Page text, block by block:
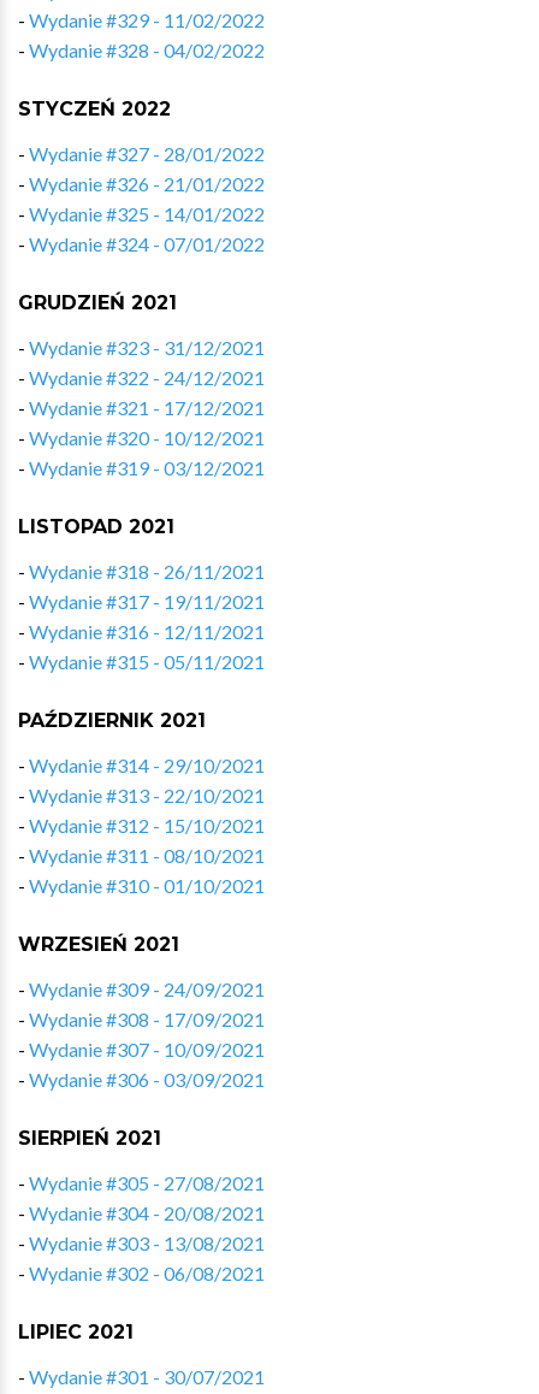
- Wydanie #329 - 11/02/2022
- Wydanie #328 - 04/02/2022
STYCZEŃ 2022
- Wydanie #327 - 28/01/2022
- Wydanie #326 - 21/01/2022
- Wydanie #325 - 14/01/2022
- Wydanie #324 - 07/01/2022
GRUDZIEŃ 2021
- Wydanie #323 - 31/12/2021
- Wydanie #322 - 24/12/2021
- Wydanie #321 - 17/12/2021
- Wydanie #320 - 10/12/2021
- Wydanie #319 - 03/12/2021
LISTOPAD 2021
- Wydanie #318 - 26/11/2021
- Wydanie #317 - 19/11/2021
- Wydanie #316 - 12/11/2021
- Wydanie #315 - 05/11/2021
PAŹDZIERNIK 2021
- Wydanie #314 - 29/10/2021
- Wydanie #313 - 22/10/2021
- Wydanie #312 - 15/10/2021
- Wydanie #311 - 08/10/2021
- Wydanie #310 - 01/10/2021
WRZESIEŃ 2021
- Wydanie #309 - 24/09/2021
- Wydanie #308 - 17/09/2021
- Wydanie #307 - 10/09/2021
- Wydanie #306 - 03/09/2021
SIERPIEŃ 2021
- Wydanie #305 - 27/08/2021
- Wydanie #304 - 20/08/2021
- Wydanie #303 - 13/08/2021
- Wydanie #302 - 06/08/2021
LIPIEC 2021
- Wydanie #301 - 30/07/2021